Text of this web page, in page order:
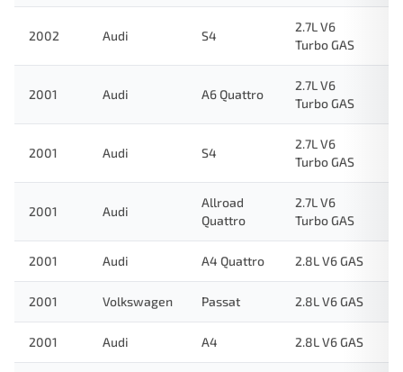
2002 Audi S4
2.7L V6
Turbo GAS
2001 Audi A6 Quattro
2.7L V6
Turbo GAS
2001 Audi S4
2.7L V6
Turbo GAS
2001 Audi
Allroad
Quattro
2.7L V6
Turbo GAS
2001 Audi A4 Quattro 2.8L V6 GAS
2001 Volkswagen Passat 2.8L V6 GAS
2001 Audi A4 2.8L V6 GAS